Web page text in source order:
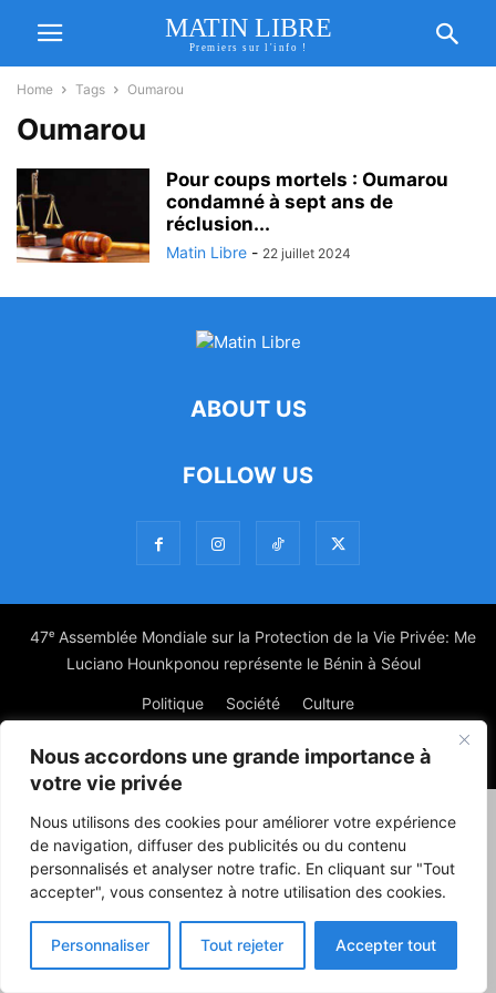
Nous accordons une grande importance à
votre vie privée
Nous utilisons des cookies pour améliorer votre expérience
de navigation, diffuser des publicités ou du contenu
personnalisés et analyser notre trafic. En cliquant sur "Tout
accepter", vous consentez à notre utilisation des cookies.
Personnaliser Tout rejeter Accepter tout
MATIN LIBRE
Premiers sur l'info !
Home Tags Oumarou
Oumarou
Pour coups mortels : Oumarou
condamné à sept ans de
réclusion...
Matin Libre - 22 juillet 2024
ABOUT US
FOLLOW US
47ᵉ Assemblée Mondiale sur la Protection de la Vie Privée: Me
Luciano Hounkponou représente le Bénin à Séoul
Politique Société Culture
© Powered by digitXplus Francophone